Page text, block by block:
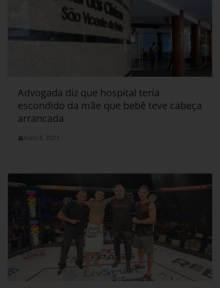
Advogada diz que hospital teria
escondido da mãe que bebê teve cabeça
arrancada
maio 8, 2023